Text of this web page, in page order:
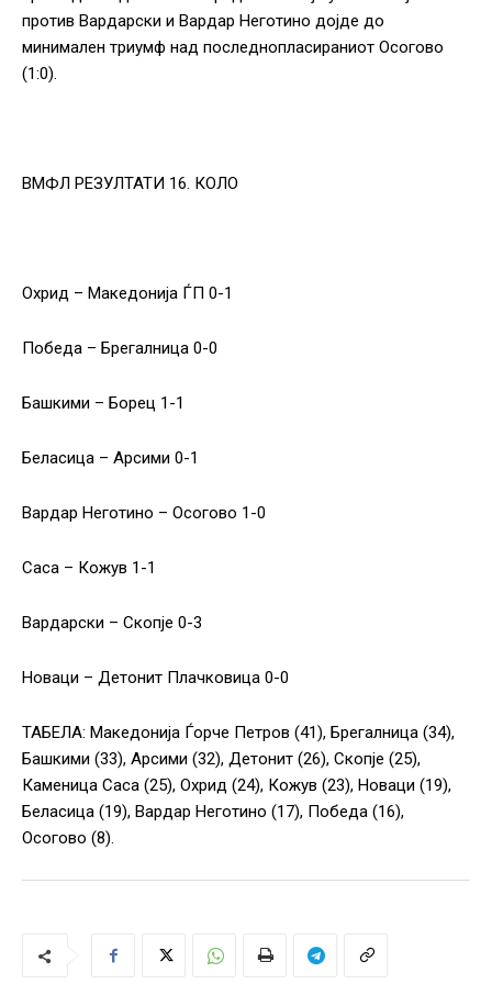
против Вардарски и Вардар Неготино дојде до
минимален триумф над последнопласираниот Осогово
(1:0).
ВМФЛ РЕЗУЛТАТИ 16. КОЛО
Охрид – Македонија ЃП 0-1
Победа – Брегалница 0-0
Башкими – Борец 1-1
Беласица – Арсими 0-1
Вардар Неготино – Осогово 1-0
Саса – Кожув 1-1
Вардарски – Скопје 0-3
Новаци – Детонит Плачковица 0-0
ТАБЕЛА: Македонија Ѓорче Петров (41), Брегалница (34),
Башкими (33), Арсими (32), Детонит (26), Скопје (25),
Каменица Саса (25), Охрид (24), Кожув (23), Новаци (19),
Беласица (19), Вардар Неготино (17), Победа (16),
Осогово (8).